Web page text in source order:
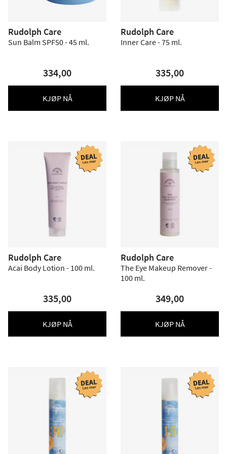
Rudolph Care
Sun Balm SPF50 - 45 ml.
334,00
KJØP NÅ
Rudolph Care
Inner Care - 75 ml.
335,00
KJØP NÅ
Rudolph Care
Acai Body Lotion - 100 ml.
335,00
KJØP NÅ
Rudolph Care
The Eye Makeup Remover -
100 ml.
349,00
KJØP NÅ